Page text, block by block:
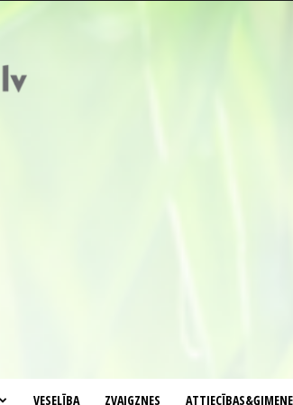
VESELĪBA ZVAIGZNES ATTIECĪBAS&ĢIMENE